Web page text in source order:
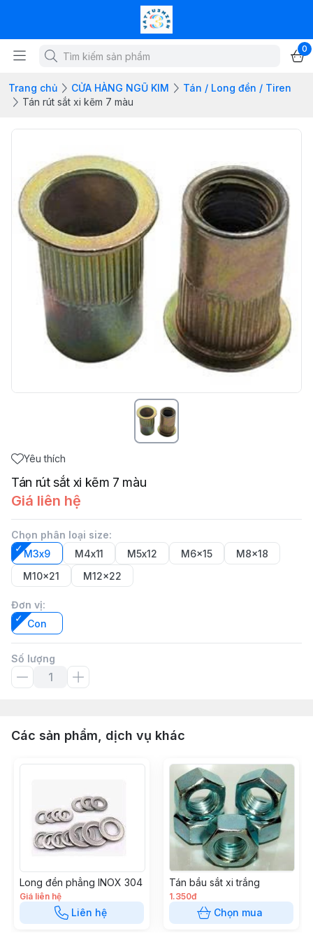
0
Trang chủ CỬA HÀNG NGŨ KIM
Tán / Long đền / Tiren
Tán rút sắt xi kẽm 7 màu
Yêu thích
Tán rút sắt xi kẽm 7 màu
Giá liên hệ
Chọn phân loại size:
M3x9
M4x11 M5x12 M6x15
M8x18
M10x21
M12x22
Đơn vị:
Con
Số lượng
Các sản phẩm, dịch vụ khác
Long đền phẳng INOX 304
Giá liên hệ
Liên hệ
Tán bầu sắt xi trắng
1.350đ
Chọn mua